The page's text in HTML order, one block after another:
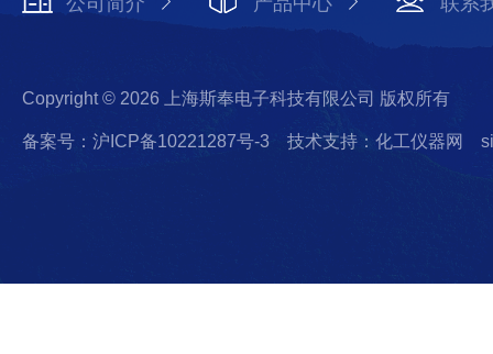
Copyright © 2026 上海斯奉电子科技有限公司 版权所有
备案号：沪ICP备10221287号-3 技术支持：化工仪器网